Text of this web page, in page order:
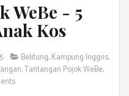
WeBe - 5
Kos
Belitung,Kampung Inggris,
,Tantangan Pojok WeBe,